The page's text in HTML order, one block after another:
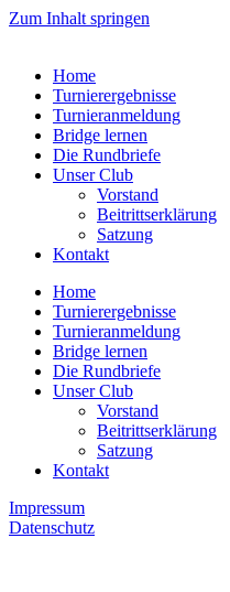
Zum Inhalt springen
Home
Turnierergebnisse
Turnieranmeldung
Bridge lernen
Die Rundbriefe
Unser Club
Vorstand
Beitrittserklärung
Satzung
Kontakt
Home
Turnierergebnisse
Turnieranmeldung
Bridge lernen
Die Rundbriefe
Unser Club
Vorstand
Beitrittserklärung
Satzung
Kontakt
Impressum
Datenschutz